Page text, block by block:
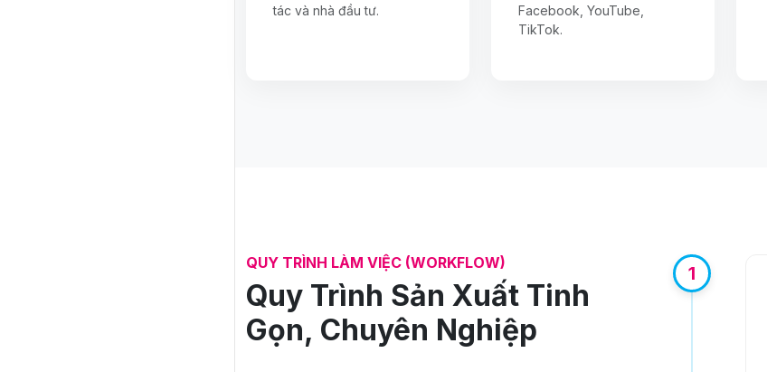
tác và nhà đầu tư.
Facebook, YouTube,
TikTok.
QUY TRÌNH LÀM VIỆC (WORKFLOW)
Quy Trình Sản Xuất Tinh
Gọn, Chuyên Nghiệp
1